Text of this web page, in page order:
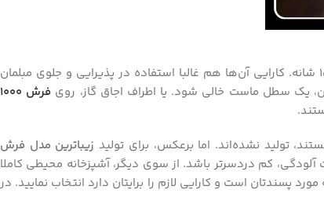
، 1000، 1200 و 1500 شانه. کارایی آن‌ها هم غالبا استفاده در پذیرایی و جلوی مبلمان
یک سطل ماست خالی شود. یا اطراف اجاق گاز، روی
فرش 1000
زیباترین مدل فرش
کم دردسرتر باشد. از سوی دیگر، آشپزخانه محیطی کاملا
است و کارایی لازم را برایتان دارد انتخاب نمایید. در